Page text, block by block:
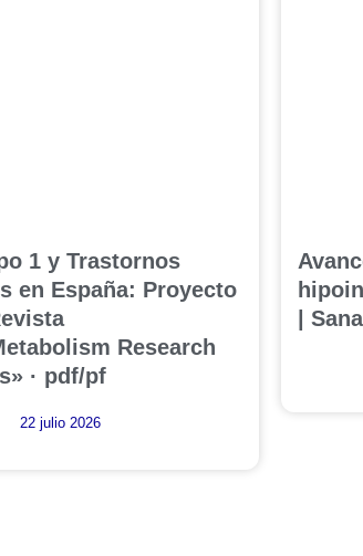
1 y Trastornos
en España: Proyecto
Research
· pdf/pf
22 julio 2026
|